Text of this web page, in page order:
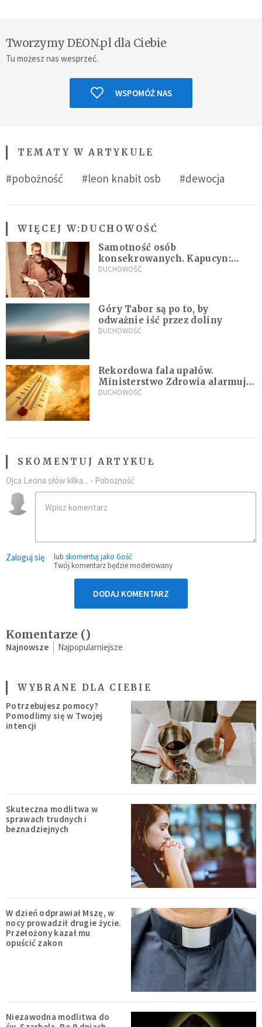
Tworzymy DEON.pl dla Ciebie
Tu możesz nas wesprzeć.
WSPOMÓŻ NAS
TEMATY W ARTYKULE
#pobożność #leon knabit osb #dewocja
WIĘCEJ W:DUCHOWOŚĆ
Samotność osób
konsekrowanych. Kapucyn:
Życie w pojedynkę rzadko jest
DUCHOWOŚĆ
Góry Tabor są po to, by
odważnie iść przez doliny
DUCHOWOŚĆ
Rekordowa fala upałów.
Ministerstwo Zdrowia alarmuje
po doświadczeniach z czerwca
DUCHOWOŚĆ
SKOMENTUJ ARTYKUŁ
Ojca Leona słów kilka... - Pobożność
Zaloguj się lub skomentuj jako Gość
Twój komentarz będzie moderowany
DODAJ KOMENTARZ
Komentarze ()
Najnowsze Najpopularniejsze
WYBRANE DLA CIEBIE
Potrzebujesz pomocy?
Pomodlimy się w Twojej
intencji
Skuteczna modlitwa w
sprawach trudnych i
beznadziejnych
W dzień odprawiał Mszę, w
nocy prowadził drugie życie.
Przełożony kazał mu
opuścić zakon
Niezawodna modlitwa do